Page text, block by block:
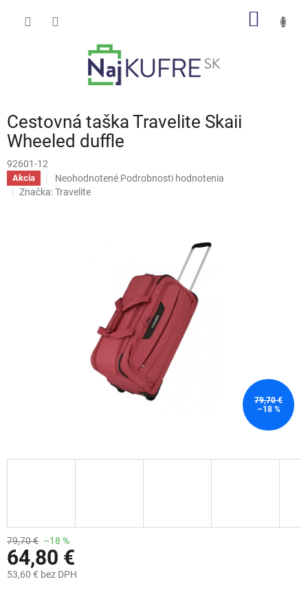
Cestovná taška Travelite Skaii
Wheeled duffle
92601-12
Akcia
Priemerné
hodnotenie
Neohodnotené Podrobnosti hodnotenia
Značka:Travelite
79,70 €
–18 %
79,70 € –18 %
64,80 €
53,60 € bez DPH